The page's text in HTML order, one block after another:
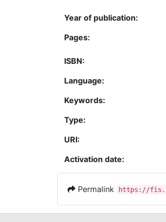
Year of publication:
Pages:
ISBN:
Language:
Keywords:
Type:
URI:
Activation date:
Permalink https://